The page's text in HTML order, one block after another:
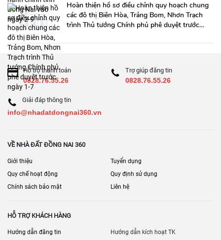
Hoàn thiện hồ sơ điều chỉnh quy hoạch chung
các đô thị Biên Hòa, Trảng Bom, Nhơn Trạch
trình Thủ tướng Chính phủ phê duyệt trước
Hỗ trợ thanh toán
0828.76.55.26
Trợ giúp đăng tin
0828.76.55.26
Giải đáp thông tin
info@nhadatdongnai360.vn
VỀ NHÀ ĐẤT ĐỒNG NAI 360
Giới thiệu
Tuyển dụng
Quy chế hoạt động
Quy định sử dụng
Chính sách bảo mật
Liên hệ
HỖ TRỢ KHÁCH HÀNG
Hướng dẫn đăng tin
Hướng dẫn kích hoạt TK